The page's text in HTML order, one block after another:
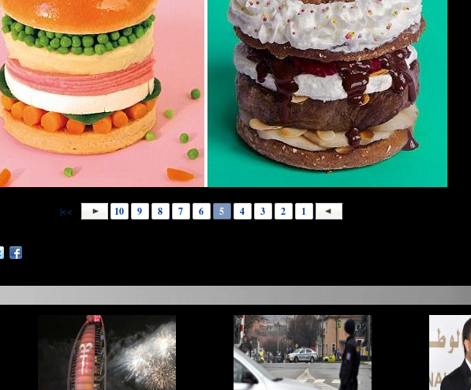
1
2
3
4
5
6
7
8
9
10
>>|